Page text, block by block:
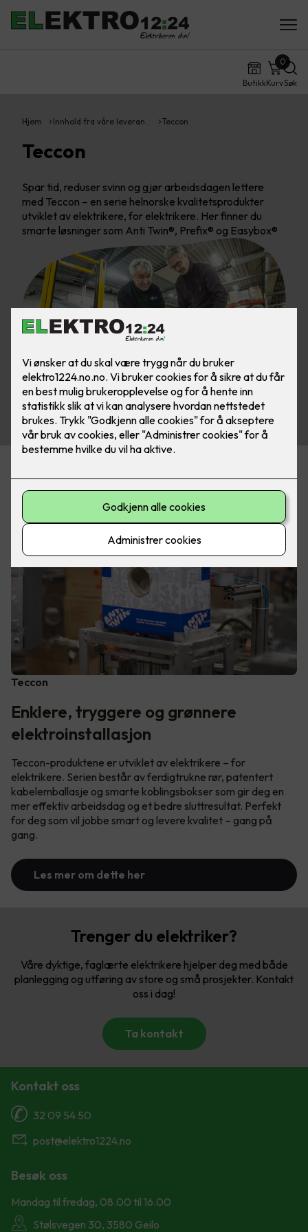
ButikkKurv
0
Søk
Hjem Innhold fra våre leveran… Teccon
Teccon
Spar tid, reduser svinn og gjør arbeidsdagen lettere
med Teccon – en serie helnorske kvalitetsprodukter
utviklet av elektrikere, for elektrikere. Her finner du
smarte løsninger som Anti Twin®, Prefix® og Easybox®
Teccon
Enklere, tryggere og grønnere
elektroinstallasjon
Teccon-produktene er utviklet av elektrikere – for
elektrikere. Serien består av ferdigtrukne rør, patentert
kabelemballasje og smarte koblingsbokser som gir deg en
mer effektiv arbeidsdag og et bedre sluttresultat. Perfekt
for deg som vil jobbe smart og levere kvalitet – gang på
gang.
Les mer om dette her
Trenger du elektriker?
Våre dyktige, faglærte elektrikere hjelper deg med både
planlegging og utføring av store og små prosjekter. Kontakt
oss i dag!
Ta kontakt
Kontakt oss
32 09 54 50
post@elektro1224.no
Besøk oss
Mandag til fredag, 08.00 til 16.00
Stølsvegen 30, 3580 Geilo